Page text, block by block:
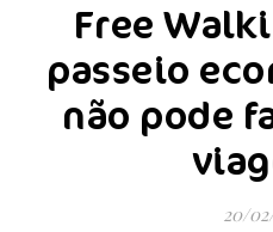
Free
passeio
não pode
20/